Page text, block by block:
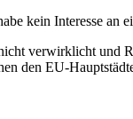
kein Interesse an
verwirklicht
den EU-